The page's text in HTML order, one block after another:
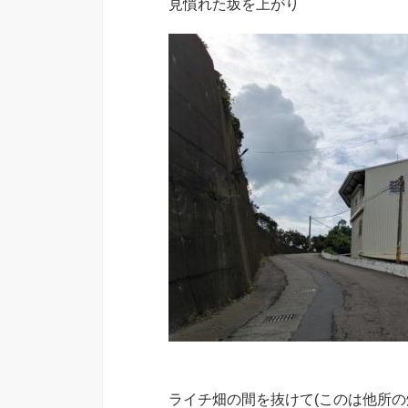
見慣れた坂を上がり
ライチ畑の間を抜けて(このは他所